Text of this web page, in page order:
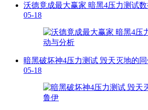
沃德竟成最大赢家 暗黑4压力测试
05-18
暗黑破坏神4压力测试 毁天灭地的
05-18